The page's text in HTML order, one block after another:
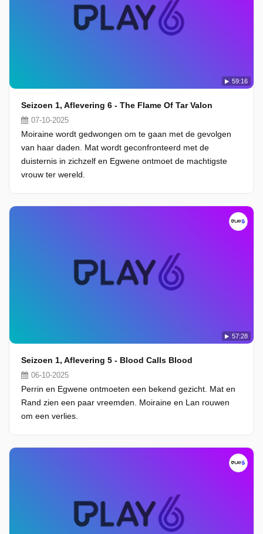
59:16
Seizoen 1, Aflevering 6 - The Flame Of Tar Valon
07-10-2025
Moiraine wordt gedwongen om te gaan met de gevolgen
van haar daden. Mat wordt geconfronteerd met de
duisternis in zichzelf en Egwene ontmoet de machtigste
vrouw ter wereld.
57:28
Seizoen 1, Aflevering 5 - Blood Calls Blood
06-10-2025
Perrin en Egwene ontmoeten een bekend gezicht. Mat en
Rand zien een paar vreemden. Moiraine en Lan rouwen
om een verlies.